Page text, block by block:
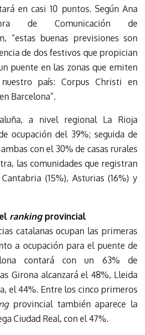
en casi 10 puntos. Según Ana
de Comunicación de
“estas buenas previsiones son
de dos festivos que propician
puente en las zonas que emiten
país: Corpus Christi en
Barcelona”.
a nivel regional La Rioja
ocupación del 39%; seguida de
con el 30% de casas rurales
las comunidades que registran
(15%), Asturias (16%) y
rankingprovincial
catalanas ocupan las primeras
a ocupación para el puente de
contará con un 63% de
Girona alcanzará el 48%, Lleida
el 44%. Entre los cinco primeros
provincial también aparece la
Ciudad Real, con el 47%.